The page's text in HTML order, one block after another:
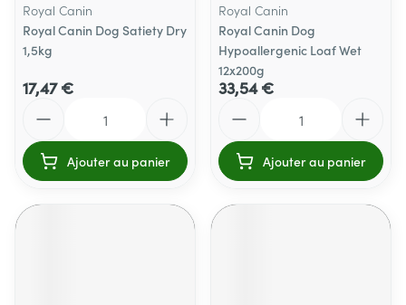
Royal Canin
Royal Canin Dog Satiety Dry
1,5kg
17,47 €
Ajouter au panier
Royal Canin
Royal Canin Dog
Hypoallergenic Loaf Wet
12x200g
33,54 €
Ajouter au panier